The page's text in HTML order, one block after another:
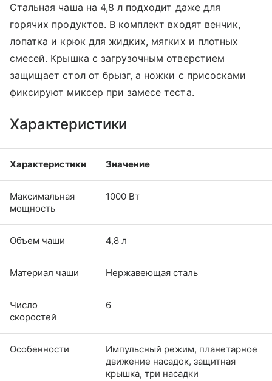
Стальная чаша на 4,8 л подходит даже для
горячих продуктов. В комплект входят венчик,
лопатка и крюк для жидких, мягких и плотных
смесей. Крышка с загрузочным отверстием
защищает стол от брызг, а ножки с присосками
фиксируют миксер при замесе теста.
Характеристики
Характеристики Значение
Максимальная
мощность
1000 Вт
Объем чаши 4,8 л
Материал чаши Нержавеющая сталь
Число
скоростей
6
Особенности
Импульсный режим, планетарное
движение насадок, защитная
крышка, три насадки